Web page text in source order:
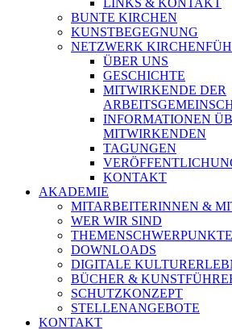
LINKS & KONTAKT
BUNTE KIRCHEN
KUNSTBEGEGNUNG
NETZWERK
ÜBER UNS
GESCHICHTE
MITWIRKENDE DER
INFORMATIONEN
MITWIRKENDEN
TAGUNGEN
KONTAKT
AKADEMIE
MITARBEITERINNEN &
WER WIR SIND
THEMENSCHWERPUNKTE
DOWNLOADS
DIGITALE
BÜCHER &
SCHUTZKONZEPT
STELLENANGEBOTE
KONTAKT